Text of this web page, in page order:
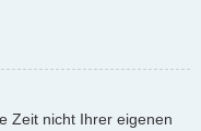
Zeit nicht Ihrer eigenen